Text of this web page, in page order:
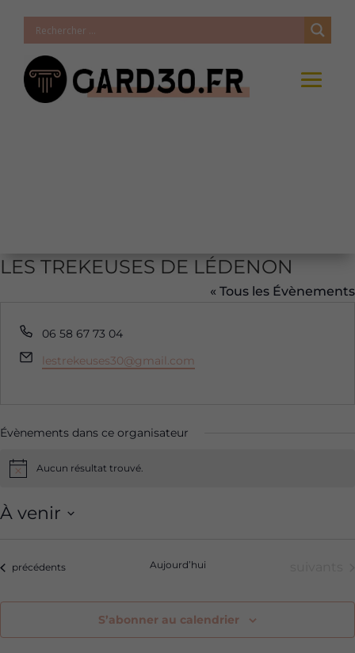
LES TREKEUSES DE LÉDENON
« Tous les Évènements
Téléphone
06 58 67 73 04
Email
lestrekeuses30@gmail.com
Évènements dans ce organisateur
NoticeAucun résultat trouvé.
À venir
Évènements
précédents Aujourd’hui
S’abonner au calendrier